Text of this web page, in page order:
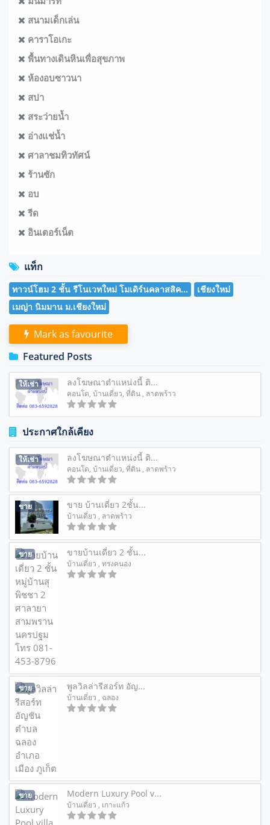
สนามเด็กเล่น
คาราโอเกะ
พื้นทางเดินหินเพื่อสุขภาพ
ห้องอบซาวนา
สปา
สระว่ายน้ำ
อ่างแช่น้ำ
ศาลาชมทิวทัศน์
ร้านซัก
อบ
รีด
อินเตอร์เน็ต
แท็ก
ทาวน์โฮม 2 ชั้น รีโนเวทใหม่ โมเดิร์นคลาสสิค...
เชียงใหม่
เมญ่า นิมมาน ม.เชียงใหม่
Mark as favourite
Featured Posts
ให้เช่า ลงโฆษณาตำแหน่งนี้ ติ...
คอนโด, บ้านเดี่ยว, ที่ดิน , ลาดพร้าว
ประกาศใกล้เคียง
ให้เช่า ลงโฆษณาตำแหน่งนี้ ติ...
คอนโด, บ้านเดี่ยว, ที่ดิน , ลาดพร้าว
ขาย ขาย บ้านเดี่ยว 2ชั้น...
บ้านเดี่ยว , ลาดพร้าว
ขาย ขายบ้านเดี่ยว 2 ชั้น...
บ้านเดี่ยว , ทรงคนอง
ขาย พูลวิลล่ารีสอร์ท อัญ...
บ้านเดี่ยว , ฉลอง
ขาย Modern Luxury Pool v...
บ้านเดี่ยว , เกาะแก้ว